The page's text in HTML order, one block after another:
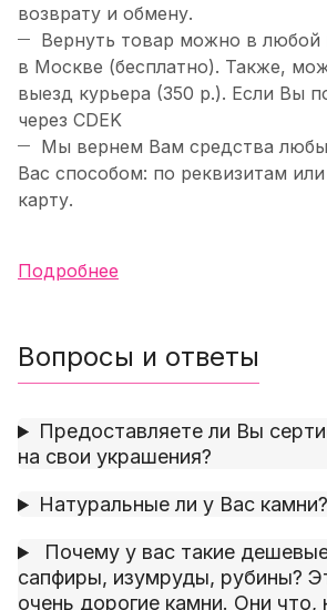
возврату и обмену.
Вернуть товар можно в любой
в Москве (бесплатно). Также,
выезд курьера (350 р.). Если Вы
через CDEK
Мы вернем Вам средства
Вас способом: по реквизитам
карту.
Подробнее
Вопросы и ответы
Предоставляете ли Вы
на свои украшения?
Натуральные ли у Вас камни?
Почему у вас такие
сапфиры, изумруды, рубины?
очень дорогие камни. Они что,